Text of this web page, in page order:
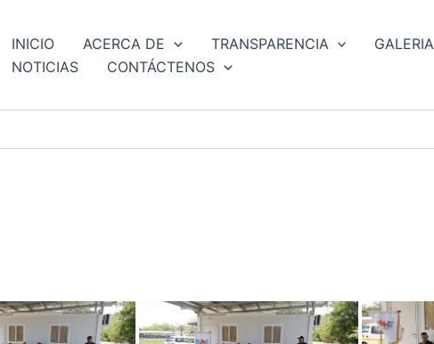
INICIO ACERCA DE TRANSPARENCIA
GALERIA
NOTICIAS
CONTÁCTENOS